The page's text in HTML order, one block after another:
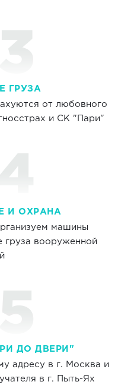
ГРУЗА
от любовного
и СК "Пари"
И ОХРАНА
машины
груза вооруженной
ДО ДВЕРИ"
адресу в г. Москва и
в г. Пыть-Ях